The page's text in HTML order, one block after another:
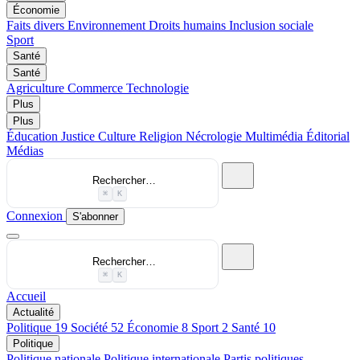
Économie
Faits divers Environnement Droits humains Inclusion sociale
Sport
Santé
Santé
Agriculture Commerce Technologie
Plus
Plus
Éducation Justice Culture Religion Nécrologie Multimédia Éditorial
Médias
Rechercher…
⌘ K
Connexion S'abonner
Rechercher…
⌘ K
Accueil
Actualité
Politique 19 Société 52 Économie 8 Sport 2 Santé 10
Politique